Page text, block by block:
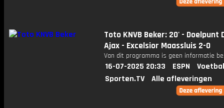
Toto KNVB Beker: 20' - Doelpunt
Ajax - Excelsior Maassluis 2-0
Van dit programma is geen informatie
16-07-2025 20:33 ESPN
Sporten.TV
Alle afleveringen